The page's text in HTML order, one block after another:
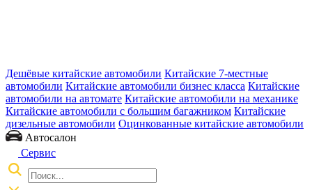
Дешёвые китайские автомобили Китайские 7-местные
автомобили Китайские автомобили бизнес класса Китайские
автомобили на автомате Китайские автомобили на механике
Китайские автомобили с большим багажником Китайские
дизельные автомобили Оцинкованные китайские автомобили
Автосалон
Сервис